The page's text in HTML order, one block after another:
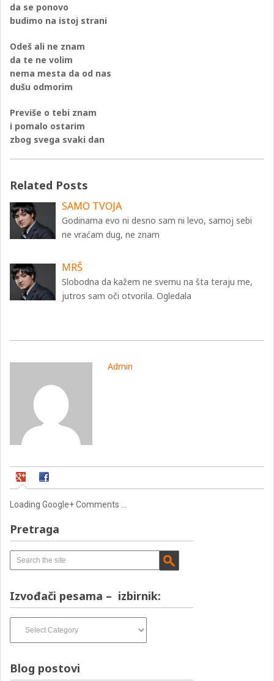
da se ponovo
budimo na istoj strani
Odeš ali ne znam
da te ne volim
nema mesta da od nas
dušu odmorim
Previše o tebi znam
i pomalo ostarim
zbog svega svaki dan
Related Posts
SAMO TVOJA
Godinama evo ni desno sam ni levo, samoj sebi
ne vraćam dug, ne znam
MRŠ
Slobodna da kažem ne svemu na šta teraju me,
jutros sam oči otvorila. Ogledala
Admin
Loading Google+ Comments ...
Pretraga
Izvođači pesama – izbirnik:
pesama
Blog postovi